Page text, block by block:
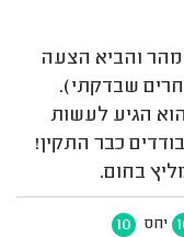
והביא הצעה
שבדקתי).
הגיע לעשות
כבר התקין!
בחום.
יחס 10